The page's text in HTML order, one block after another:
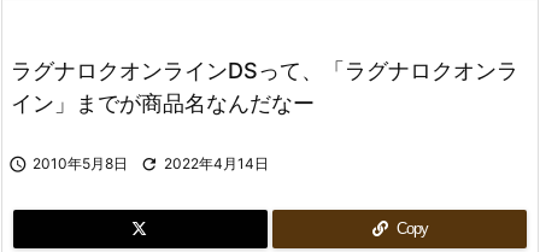
検索
ラグナロクオンラインDSって、「ラグナロクオンラ
イン」までが商品名なんだなー
 2010年5月8日  2022年4月14日
Copy